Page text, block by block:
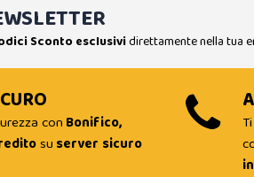
Sconto esclusividirettamente nella tua
con Bonifico,
su server sicuro